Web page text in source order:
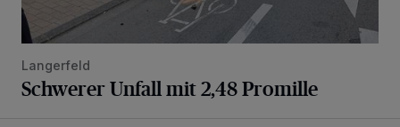
Langerfeld
Schwerer Unfall mit 2,48 Promille